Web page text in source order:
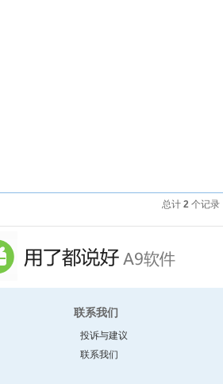
总计 2 个记录
联系我们
投诉与建议
联系我们